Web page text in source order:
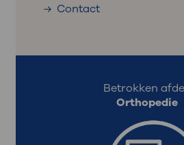
Contact
Betrokken
Orthopedie